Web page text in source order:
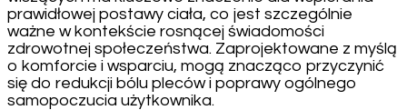
prawidłowej postawy ciała, co jest szczególnie
ważne w kontekście rosnącej świadomości
zdrowotnej społeczeństwa. Zaprojektowane z myślą
o komforcie i wsparciu, mogą znacząco przyczynić
się do redukcji bólu pleców i poprawy ogólnego
samopoczucia użytkownika.